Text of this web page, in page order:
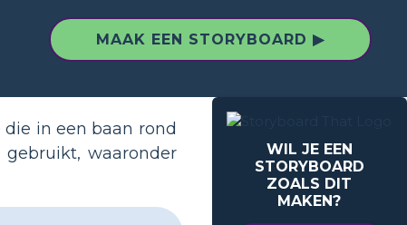
MAAK EEN STORYBOARD ▶
WIL JE EEN
STORYBOARD
ZOALS DIT
MAKEN?
in een baan rond
waaronder